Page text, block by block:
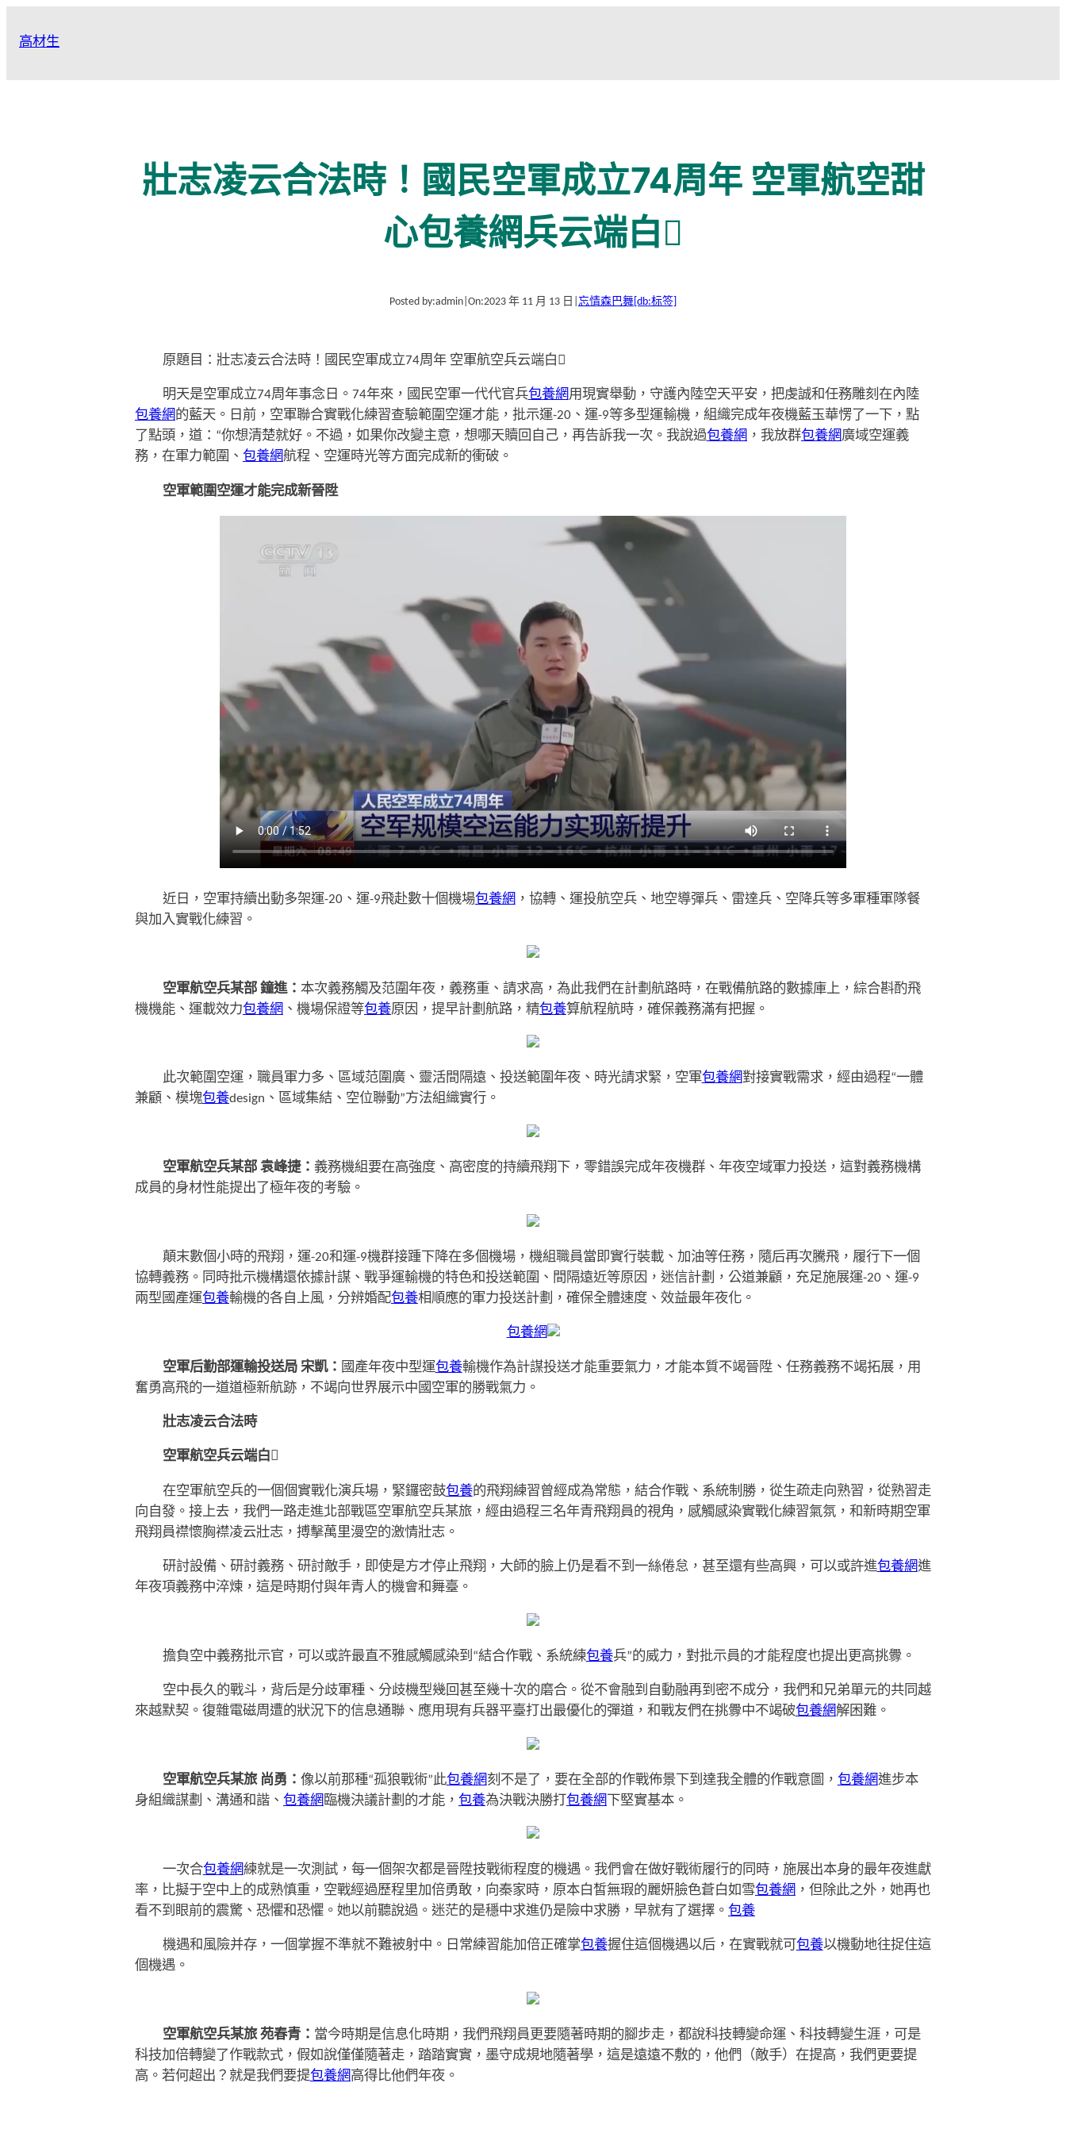
高材生
壯志凌云合法時！國民空軍成立74周年 空軍航空甜
心包養網兵云端白
Posted by:admin On:2023 年 11 月 13 日 忘情森巴舞 [db:标签]
原題目：壯志凌云合法時！國民空軍成立74周年 空軍航空兵云端白
明天是空軍成立74周年事念日。74年來，國民空軍一代代官兵包養網用現實舉動，守護內陸空天平安，把虔誠和任務雕刻在內陸
包養網 的藍天。日前，空軍聯合實戰化練習查驗範圍空運才能，批示運-20、運-9等多型運輸機，組織完成年夜機藍玉華愣了一下，點
了點頭，道：“你想清楚就好。不過，如果你改變主意，想哪天贖回自己，再告訴我一次。我說過包養網 ，我放群包養網廣域空運義
務，在軍力範圍、 包養網航程、空運時光等方面完成新的衝破。
空軍範圍空運才能完成新晉陞
近日，空軍持續出動多架運-20、運-9飛赴數十個機場包養網 ，協轉、運投航空兵、地空導彈兵、雷達兵、空降兵等多軍種軍隊餐
與加入實戰化練習。
空軍航空兵某部 鐘進： 本次義務觸及范圍年夜，義務重、請求高，為此我們在計劃航路時，在戰備航路的數據庫上，綜合斟酌飛
機機能、運載效力包養網 、機場保證等包養原因，提早計劃航路，精包養算航程航時，確保義務滿有把握。
此次範圍空運，職員軍力多、區域范圍廣、靈活間隔遠、投送範圍年夜、時光請求緊，空軍包養網對接實戰需求，經由過程“一體
兼顧、模塊包養design、區域集結、空位聯動”方法組織實行。
空軍航空兵某部 袁峰捷： 義務機組要在高強度、高密度的持續飛翔下，零錯誤完成年夜機群、年夜空域軍力投送，這對義務機構
成員的身材性能提出了極年夜的考驗。
顛末數個小時的飛翔，運-20和運-9機群接踵下降在多個機場，機組職員當即實行裝載、加油等任務，隨后再次騰飛，履行下一個
協轉義務。同時批示機構還依據計謀、戰爭運輸機的特色和投送範圍、間隔遠近等原因，迷信計劃，公道兼顧，充足施展運-20、運-9
兩型國產運包養輸機的各自上風，分辨婚配包養相順應的軍力投送計劃，確保全體速度、效益最年夜化。
包養網
空軍后勤部運輸投送局 宋凱： 國產年夜中型運包養輸機作為計謀投送才能重要氣力，才能本質不竭晉陞、任務義務不竭拓展，用
奮勇高飛的一道道極新航跡，不竭向世界展示中國空軍的勝戰氣力。
壯志凌云合法時
空軍航空兵云端白
在空軍航空兵的一個個實戰化演兵場，緊鑼密鼓包養的飛翔練習曾經成為常態，結合作戰、系統制勝，從生疏走向熟習，從熟習走
向自發。接上去，我們一路走進北部戰區空軍航空兵某旅，經由過程三名年青飛翔員的視角，感觸感染實戰化練習氣氛，和新時期空軍
飛翔員襟懷胸襟凌云壯志，搏擊萬里漫空的激情壯志。
研討設備、研討義務、研討敵手，即使是方才停止飛翔，大師的臉上仍是看不到一絲倦怠，甚至還有些高興，可以或許進包養網進
年夜項義務中淬煉，這是時期付與年青人的機會和舞臺。
擔負空中義務批示官，可以或許最直不雅感觸感染到“結合作戰、系統練包養兵”的威力，對批示員的才能程度也提出更高挑釁。
空中長久的戰斗，背后是分歧軍種、分歧機型幾回甚至幾十次的磨合。從不會融到自動融再到密不成分，我們和兄弟單元的共同越
來越默契。復雜電磁周遭的狀況下的信息通聯、應用現有兵器平臺打出最優化的彈道，和戰友們在挑釁中不竭破包養網解困難。
空軍航空兵某旅 尚勇： 像以前那種“孤狼戰術”此包養網刻不是了，要在全部的作戰佈景下到達我全體的作戰意圖， 包養網進步本
身組織謀劃、溝通和諧、 包養網 臨機決議計劃的才能， 包養為決戰決勝打 包養網 下堅實基本。
一次合包養網練就是一次測試，每一個架次都是晉陞技戰術程度的機遇。我們會在做好戰術履行的同時，施展出本身的最年夜進獻
率，比擬于空中上的成熟慎重，空戰經過歷程里加倍勇敢，向秦家時，原本白皙無瑕的麗妍臉色蒼白如雪包養網 ，但除此之外，她再也
看不到眼前的震驚、恐懼和恐懼。她以前聽說過。迷茫的是穩中求進仍是險中求勝，早就有了選擇。 包養
機遇和風險并存，一個掌握不準就不難被射中。日常練習能加倍正確掌包養握住這個機遇以后，在實戰就可 包養以機動地往捉住這
個機遇。
空軍航空兵某旅 苑春青： 當今時期是信息化時期，我們飛翔員更要隨著時期的腳步走，都說科技轉變命運、科技轉變生涯，可是
科技加倍轉變了作戰款式，假如說僅僅隨著走，踏踏實實，墨守成規地隨著學，這是遠遠不敷的，他們（敵手）在提高，我們更要提
高。若何超出？就是我們要提包養網高得比他們年夜。